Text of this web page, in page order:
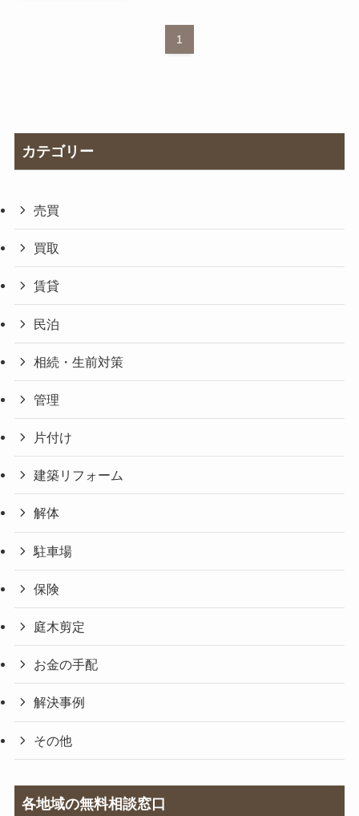
1
カテゴリー
売買
買取
賃貸
民泊
相続・生前対策
管理
片付け
建築リフォーム
解体
駐車場
保険
庭木剪定
お金の手配
解決事例
その他
各地域の無料相談窓口